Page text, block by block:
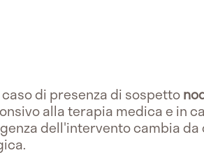
di presenza di sospetto
alla terapia medica e in
dell'intervento cambia da